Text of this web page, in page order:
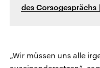
des Corsogesprächs
„Wir müssen uns alle